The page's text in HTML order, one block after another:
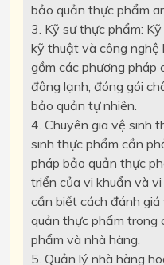
bảo quản thực phẩm
3. Kỹ sư thực phẩm:
kỹ thuật và công nghệ
gồm các phương pháp
đông lạnh, đóng gói
bảo quản tự nhiên.
4. Chuyên gia vệ sinh
sinh thực phẩm cần
pháp bảo quản thực
triển của vi khuẩn và
cần biết cách đánh
quản thực phẩm trong
phẩm và nhà hàng.
5. Quản lý nhà hàng